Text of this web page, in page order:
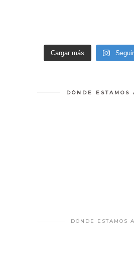
Cargar más
DÓNDE ESTAMOS
DÓNDE ESTAMOS